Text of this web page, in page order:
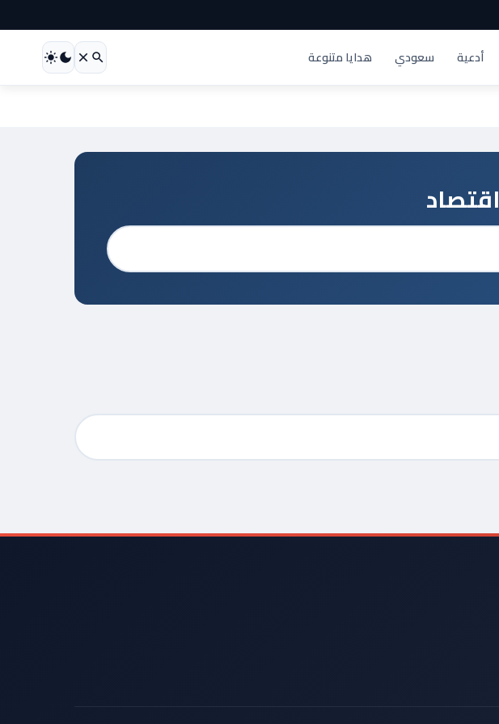
أدعية سعودي هدايا متنوعة
اقتصاد
بحث
عن: